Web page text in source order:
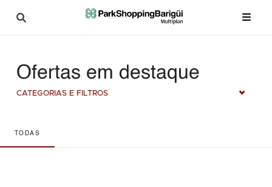
Ofertas em destaque
CATEGORIAS E FILTROS
TODAS